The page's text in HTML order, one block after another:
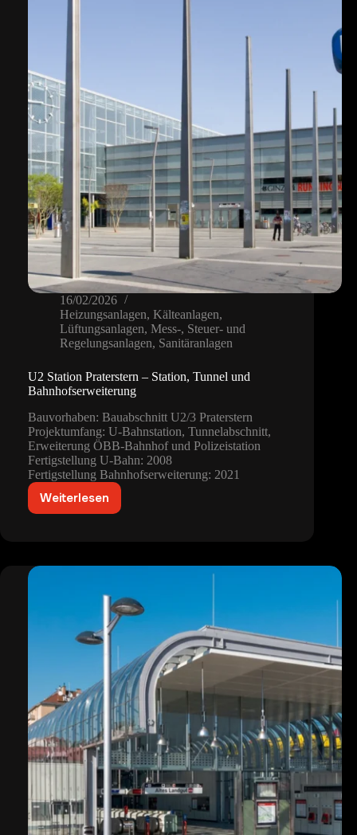
16/02/2026
Heizungsanlagen, Kälteanlagen,
Lüftungsanlagen, Mess-, Steuer- und
Regelungsanlagen, Sanitäranlagen
U2 Station Praterstern – Station, Tunnel und
Bahnhofserweiterung
Bauvorhaben: Bauabschnitt U2/3 Praterstern
Projektumfang: U-Bahnstation, Tunnelabschnitt,
Erweiterung ÖBB-Bahnhof und Polizeistation
Fertigstellung U-Bahn: 2008
Fertigstellung Bahnhofserweiterung: 2021
Weiterlesen
U2
Station,
Bahnhofserweiterung